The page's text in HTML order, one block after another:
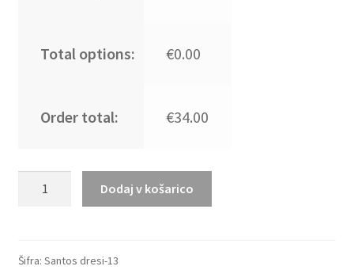
Total options: €0.00
Order total: €34.00
otroke
Dodaj v košarico
Šifra: Santos dresi-13